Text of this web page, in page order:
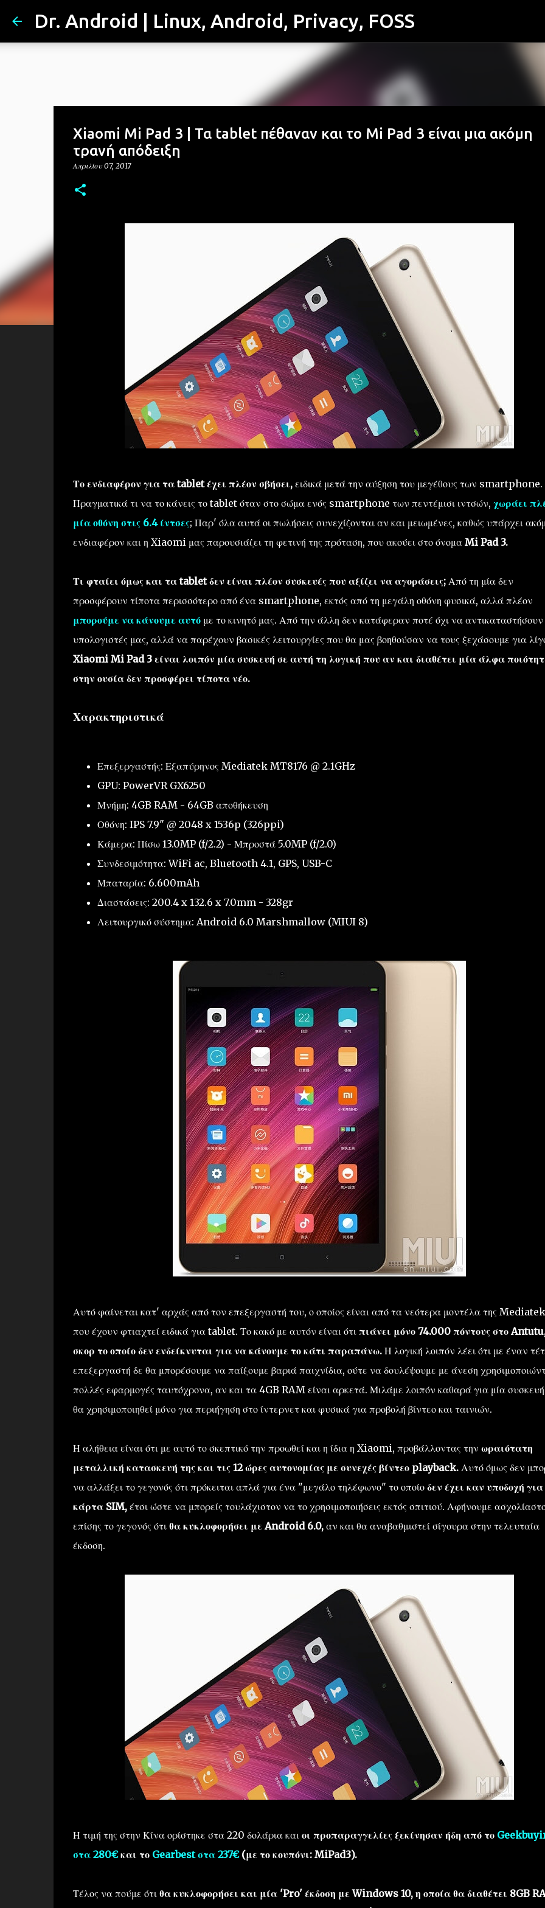
Μετάβαση στο κύριο περιεχόμενο
Dr. Android | Linux, Android, Privacy, FOSS
Xiaomi Mi Pad 3 | Τα tablet πέθαναν και το Mi Pad 3 είναι μια ακόμη
τρανή απόδειξη
Απριλίου 07, 2017
Το ενδιαφέρον για τα tablet έχει πλέον σβήσει,ειδικά μετά την αύξηση του μεγέθους των smartphone.
Πραγματικά τι να το κάνεις το tablet όταν στο σώμα ενός smartphone των πεντέμισι ιντσών, χωράει
μία οθόνη στις 6.4 ίντσες; Παρ' όλα αυτά οι πωλήσεις συνεχίζονται αν και μειωμένες, καθώς υπάρχει
ενδιαφέρον και η Xiaomi μας παρουσιάζει τη φετινή της πρόταση, που ακούει στο όνομα Mi Pad 3.
Τι φταίει όμως και τα tablet δεν είναι πλέον συσκευές που αξίζει να αγοράσεις;Από τη μία δεν
προσφέρουν τίποτα περισσότερο από ένα smartphone, εκτός από τη μεγάλη οθόνη φυσικά, αλλά πλέον
μπορούμε να κάνουμε αυτόμε το κινητό μας. Από την άλλη δεν κατάφεραν ποτέ όχι να αντικαταστήσουν
υπολογιστές μας, αλλά να παρέχουν βασικές λειτουργίες που θα μας βοηθούσαν να τους ξεχάσουμε για
Xiaomi Mi Pad 3 είναι λοιπόν μία συσκευή σε αυτή τη λογική που αν και διαθέτει μία άλφα
στην ουσία δεν προσφέρει τίποτα νέο.
Χαρακτηριστικά
Επεξεργαστής: Εξαπύρηνος Mediatek MT8176 @ 2.1GHz
GPU: PowerVR GX6250
Μνήμη: 4GB RAM - 64GB αποθήκευση
Οθόνη: IPS 7.9" @ 2048 x 1536p (326ppi)
Κάμερα: Πίσω 13.0MP (f/2.2) - Μπροστά 5.0MP (f/2.0)
Συνδεσιμότητα: WiFi ac, Bluetooth 4.1, GPS, USB-C
Μπαταρία: 6.600mAh
Διαστάσεις: 200.4 x 132.6 x 7.0mm - 328gr
Λειτουργικό σύστημα: Android 6.0 Marshmallow (MIUI 8)
Αυτό φαίνεται κατ' αρχάς από τον επεξεργαστή του, ο οποίος είναι από τα νεότερα μοντέλα της
που έχουν φτιαχτεί ειδικά για tablet. Το κακό με αυτόν είναι ότι πιάνει μόνο 74.000 πόντους στο
σκορ το οποίο δεν ενδείκνυται για να κάνουμε το κάτι παραπάνω.Η λογική λοιπόν λέει ότι με έναν
επεξεργαστή δε θα μπορέσουμε να παίξουμε βαριά παιχνίδια, ούτε να δουλέψουμε με άνεση
πολλές εφαρμογές ταυτόχρονα, αν και τα 4GB RAM είναι αρκετά. Μιλάμε λοιπόν καθαρά για μία
θα χρησιμοποιηθεί μόνο για περιήγηση στο ίντερνετ και φυσικά για προβολή βίντεο και ταινιών.
Η αλήθεια είναι ότι με αυτό το σκεπτικό την προωθεί και η ίδια η Xiaomi, προβάλλοντας την ωραιότατη
μεταλλική κατασκευή της και τις 12 ώρες αυτονομίας με συνεχές βίντεο playback.Αυτό όμως δεν
να αλλάξει το γεγονός ότι πρόκειται απλά για ένα "μεγάλο τηλέφωνο" το οποίο δεν έχει καν υποδοχή για
κάρτα SIM, έτσι ώστε να μπορείς τουλάχιστον να το χρησιμοποιήσεις εκτός σπιτιού. Αφήνουμε
επίσης το γεγονός ότι θα κυκλοφορήσει με Android 6.0,αν και θα αναβαθμιστεί σίγουρα στην τελευταία
έκδοση.
Η τιμή της στην Κίνα ορίστηκε στα 220 δολάρια και οι προπαραγγελίες ξεκίνησαν ήδη από το
στα 280€και το Gearbest στα 237€(με το κουπόνι: MiPad3).
Τέλος να πούμε ότι θα κυκλοφορήσει και μία 'Pro' έκδοση με Windows 10, η οποία θα διαθέτει 8GB